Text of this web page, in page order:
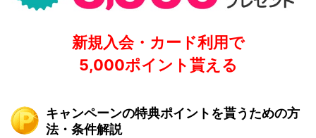
新規入会・カード利用で
5,000ポイント貰える
キャンペーンの特典ポイントを貰うための方
法・条件解説